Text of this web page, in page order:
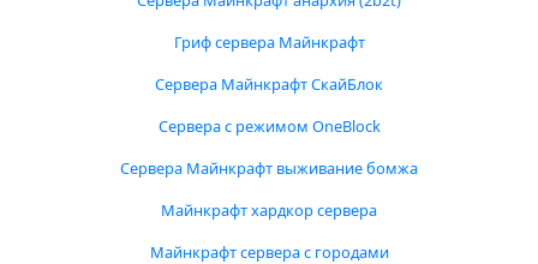
Гриф сервера Майнкрафт
Сервера Майнкрафт СкайБлок
Сервера с режимом OneBlock
Сервера Майнкрафт выживание бомжа
Майнкрафт хардкор сервера
Майнкрафт сервера с городами